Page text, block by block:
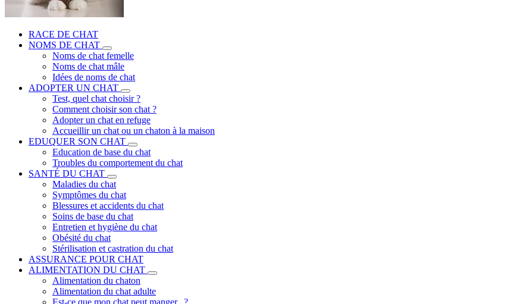
RACE DE CHAT
NOMS DE CHAT
Noms de chat femelle
Noms de chat mâle
Idées de noms de chat
ADOPTER UN CHAT
Test, quel chat choisir ?
Comment choisir son chat ?
Adopter un chat en refuge
Accueillir un chat ou un chaton à la maison
EDUQUER SON CHAT
Education de base du chat
Troubles du comportement du chat
SANTÉ DU CHAT
Maladies du chat
Symptômes du chat
Blessures et accidents du chat
Soins de base du chat
Entretien et hygiène du chat
Obésité du chat
Stérilisation et castration du chat
ASSURANCE POUR CHAT
ALIMENTATION DU CHAT
Alimentation du chaton
Alimentation du chat adulte
Est-ce que mon chat peut manger.. ?